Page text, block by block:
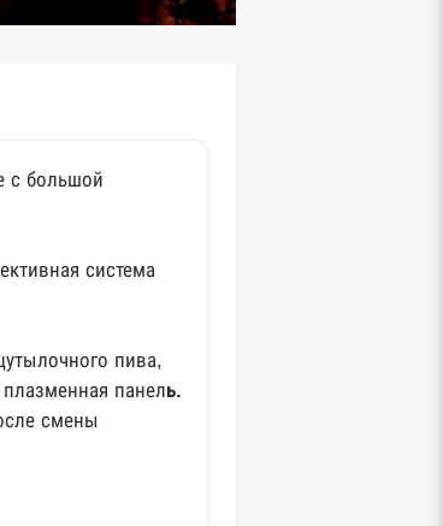
с большой
система
пива,
панель.
смены